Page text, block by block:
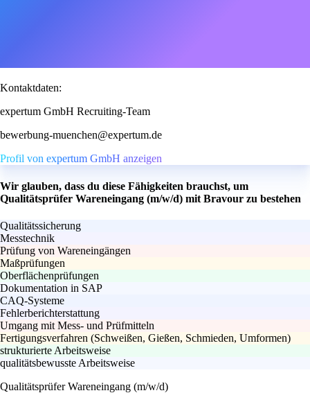
Kontaktdaten:
expertum GmbH Recruiting-Team
bewerbung-muenchen@expertum.de
Profil von expertum GmbH anzeigen
Wir glauben, dass du diese Fähigkeiten brauchst, um
Qualitätsprüfer Wareneingang (m/w/d) mit Bravour zu bestehen
Qualitätssicherung
Messtechnik
Prüfung von Wareneingängen
Maßprüfungen
Oberflächenprüfungen
Dokumentation in SAP
CAQ-Systeme
Fehlerberichterstattung
Umgang mit Mess- und Prüfmitteln
Fertigungsverfahren (Schweißen, Gießen, Schmieden, Umformen)
strukturierte Arbeitsweise
qualitätsbewusste Arbeitsweise
Qualitätsprüfer Wareneingang (m/w/d)